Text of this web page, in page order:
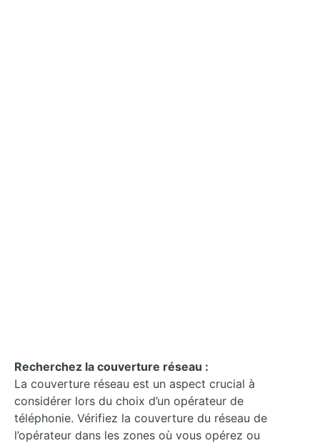
Recherchez la couverture réseau :
La couverture réseau est un aspect crucial à
considérer lors du choix d’un opérateur de
téléphonie. Vérifiez la couverture du réseau de
l’opérateur dans les zones où vous opérez ou